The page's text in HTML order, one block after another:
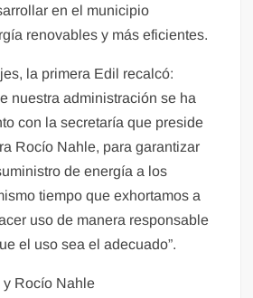
en el municipio
renovables y más eficientes.
la primera Edil recalcó:
nuestra administración se ha
con la secretaría que preside
Rocío Nahle, para garantizar
de energía a los
tiempo que exhortamos a
uso de manera responsable
el uso sea el adecuado”.